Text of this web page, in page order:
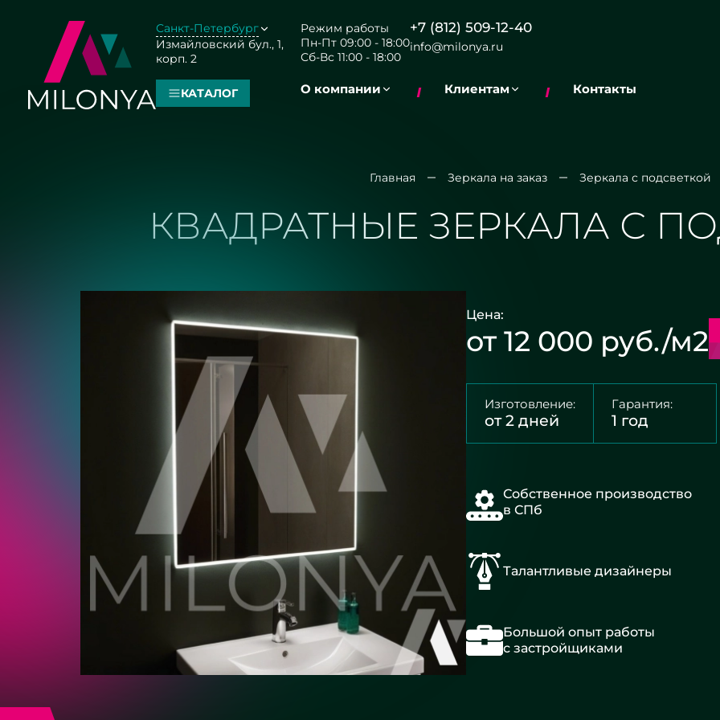
Санкт-Петербург
Измайловский бул., 1,
корп. 2
Режим работы
Пн-Пт 09:00 - 18:00
Сб-Вс 11:00 - 18:00
+7 (812) 509-12-40
info@milonya.ru
КАТАЛОГ О компании Клиентам Контакты
Главная Зеркала на заказ Зеркала с подсветкой
КВАДРАТНЫЕ ЗЕРКАЛА С
Цена:
от 12 000 руб./м2
Изготовление:
от 2 дней
Гарантия:
1 год
Собственное производство
в СПб
Талантливые дизайнеры
Большой опыт работы
с застройщиками